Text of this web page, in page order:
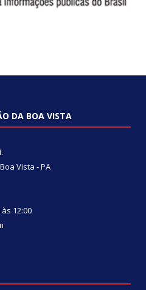
DA BOA VISTA
Vista - PA
12:00